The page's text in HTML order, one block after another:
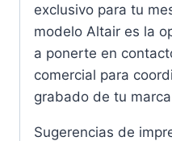
exclusivo para tu
modelo Altair es la
a ponerte en
comercial para
grabado de tu
Sugerencias de